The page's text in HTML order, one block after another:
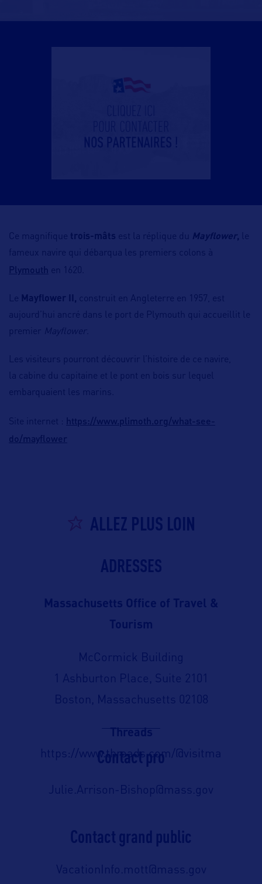
Ce magnifique trois-mâts est la réplique du Mayflower, le
fameux navire qui débarqua les premiers colons à
Plymouth en 1620.
Le Mayflower II, construit en Angleterre en 1957, est
aujourd’hui ancré dans le port de Plymouth qui accueillit le
premier
Mayflower
Les visiteurs pourront découvrir l’histoire de ce navire,
la cabine du capitaine et le pont en bois sur lequel
embarquaient les marins.
Site internet : https://www.plimoth.org/what-see-
do/mayflower
ALLEZ PLUS LOIN
ADRESSES
Massachusetts Office of Travel &
Tourism
McCormick Building
1 Ashburton Place, Suite 2101
Boston, Massachusetts 02108
Threads
https://www.threads.com/@visitma
Contact pro
Julie.Arrison-Bishop@mass.gov
Contact grand public
VacationInfo.mott@mass.gov